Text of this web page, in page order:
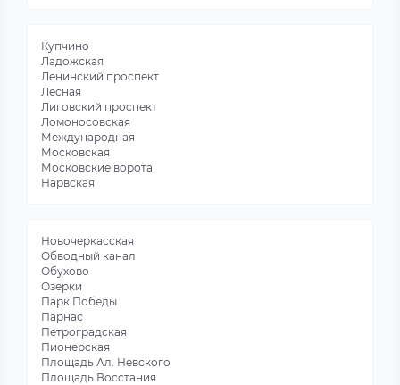
Купчино
Ладожская
Ленинский проспект
Лесная
Лиговский проспект
Ломоносовская
Международная
Московская
Московские ворота
Нарвская
Новочеркасская
Обводный канал
Обухово
Озерки
Парк Победы
Парнас
Петроградская
Пионерская
Площадь Ал. Невского
Площадь Восстания